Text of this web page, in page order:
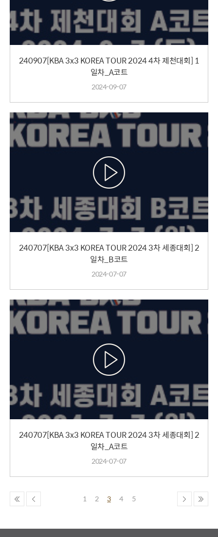
240907[KBA 3x3 KOREA TOUR 2024 4차 제천대회] 1
일차_A코트
2024-09-07
240707[KBA 3x3 KOREA TOUR 2024 3차 세종대회] 2
일차_B코트
2024-07-07
240707[KBA 3x3 KOREA TOUR 2024 3차 세종대회] 2
일차_A코트
2024-07-07
1 2 3 4 5